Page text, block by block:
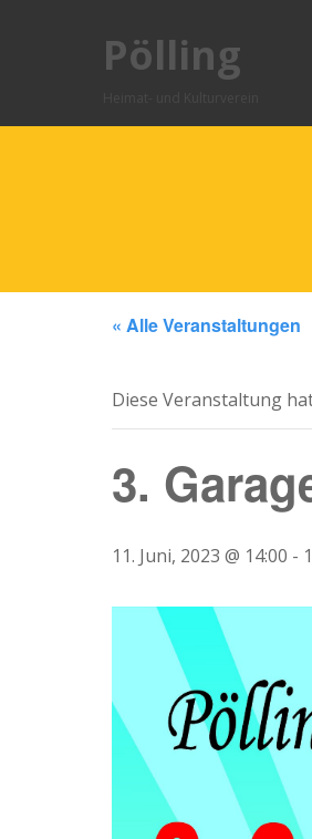
Pölling
« Alle Veranstaltungen
Diese Veranstaltung
3.
11. Juni, 2023 @ 14:00 -